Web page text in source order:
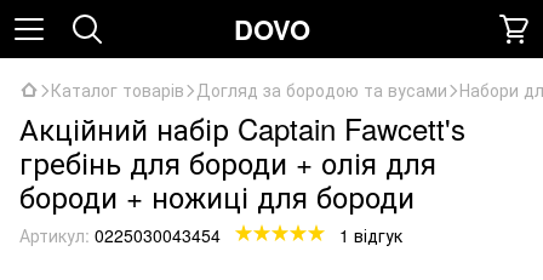
DOVO
Каталог товарів Догляд за бородою та вусами Набори
Акційний набір Captain Fawcett's
гребінь для бороди + олія для
бороди + ножиці для бороди
Артикул: 0225030043454 1 відгук